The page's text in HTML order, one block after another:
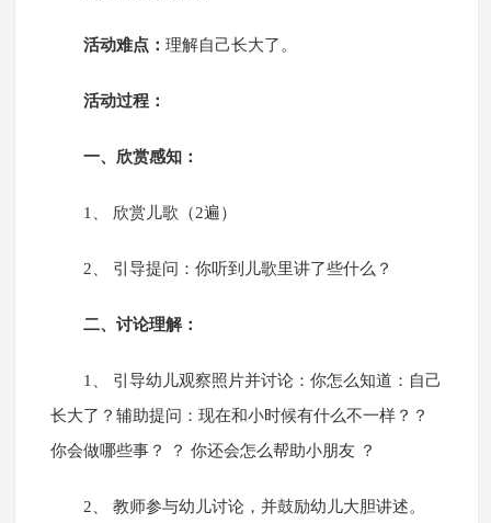
活动难点： 理解自己长大了。
活动过程：
一、欣赏感知：
1、 欣赏儿歌（2遍）
2、 引导提问：你听到儿歌里讲了些什么？
二、讨论理解：
1、 引导幼儿观察照片并讨论：你怎么知道：自己
长大了？辅助提问：现在和小时候有什么不一样？？
你会做哪些事？ ？ 你还会怎么帮助小朋友 ？
2、 教师参与幼儿讨论，并鼓励幼儿大胆讲述。